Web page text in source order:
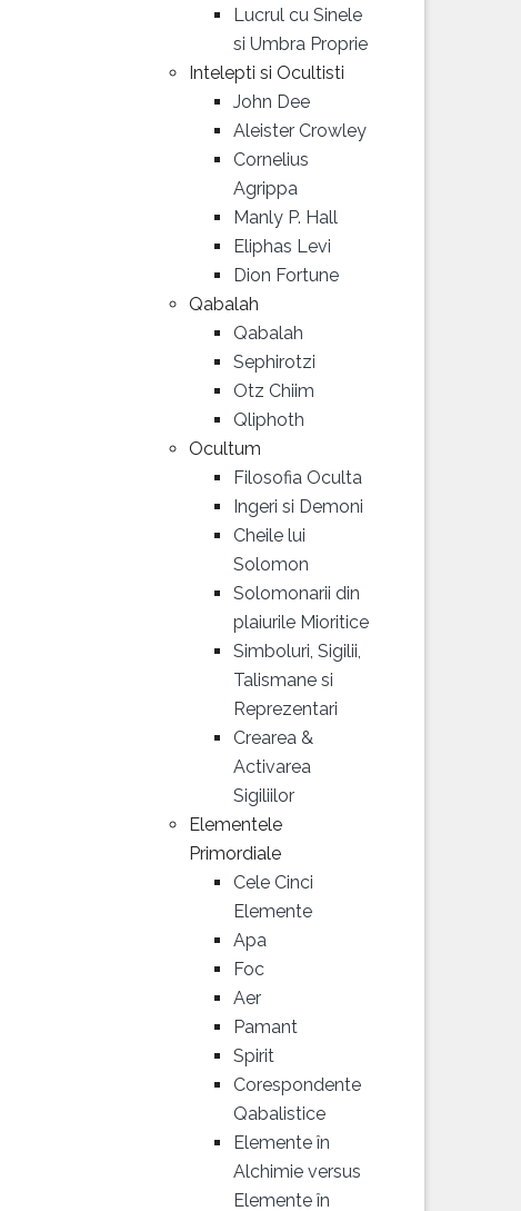
Lucrul cu Sinele
si Umbra Proprie
Intelepti si Ocultisti
John Dee
Aleister Crowley
Cornelius
Agrippa
Manly P. Hall
Eliphas Levi
Dion Fortune
Qabalah
Qabalah
Sephirotzi
Otz Chiim
Qliphoth
Ocultum
Filosofia Oculta
Ingeri si Demoni
Cheile lui
Solomon
Solomonarii din
plaiurile Mioritice
Simboluri, Sigilii,
Talismane si
Reprezentari
Crearea &
Activarea
Sigiliilor
Elementele
Primordiale
Cele Cinci
Elemente
Apa
Foc
Aer
Pamant
Spirit
Corespondente
Qabalistice
Elemente în
Alchimie versus
Elemente în